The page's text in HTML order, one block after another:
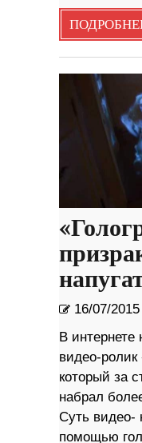
16/07/2015
В интернете
видео-ролик
который за
набрал
Суть видео-
помощью